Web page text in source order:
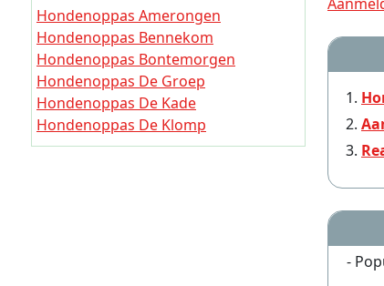
-
Hondenoppas Amerongen
Hondenoppas Bennekom
Hondenoppas Bontemorgen
Hondenoppas De Groep
Hondenoppas De Kade
Hondenoppas De Klomp
Hondenoppas De Kraats